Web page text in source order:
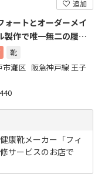
追加
ォートとオーダーメイ
製作で唯一無二の履き
ご提供！
靴
市灘区 阪急神戸線 王子
康靴メーカー「フィ
サービスのお店で